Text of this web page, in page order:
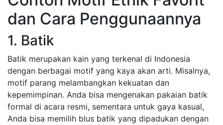
dan Cara Penggunaannya
1. Batik
Batik merupakan kain yang terkenal di Indonesia
dengan berbagai motif yang kaya akan arti. Misalnya,
motif parang melambangkan kekuatan dan
kepemimpinan. Anda bisa mengenakan pakaian batik
formal di acara resmi, sementara untuk gaya kasual,
Anda bisa memilih blus batik yang dipadukan dengan